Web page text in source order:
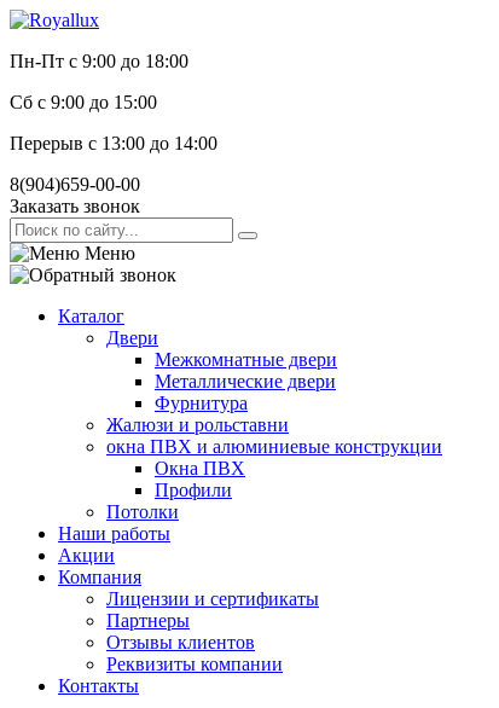
Пн-Пт с 9:00 до 18:00
Сб с 9:00 до 15:00
Перерыв с 13:00 до 14:00
8(904)659-00-00
Заказать звонок
Меню
Каталог
Двери
Межкомнатные двери
Металлические двери
Фурнитура
Жалюзи и рольставни
окна ПВХ и алюминиевые конструкции
Окна ПВХ
Профили
Потолки
Наши работы
Акции
Компания
Лицензии и сертификаты
Партнеры
Отзывы клиентов
Реквизиты компании
Контакты